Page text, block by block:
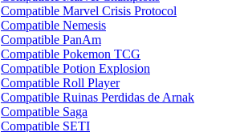
Compatible Marvel Crisis Protocol
Compatible Nemesis
Compatible PanAm
Compatible Pokemon TCG
Compatible Potion Explosion
Compatible Roll Player
Compatible Ruinas Perdidas de Arnak
Compatible Saga
Compatible SETI